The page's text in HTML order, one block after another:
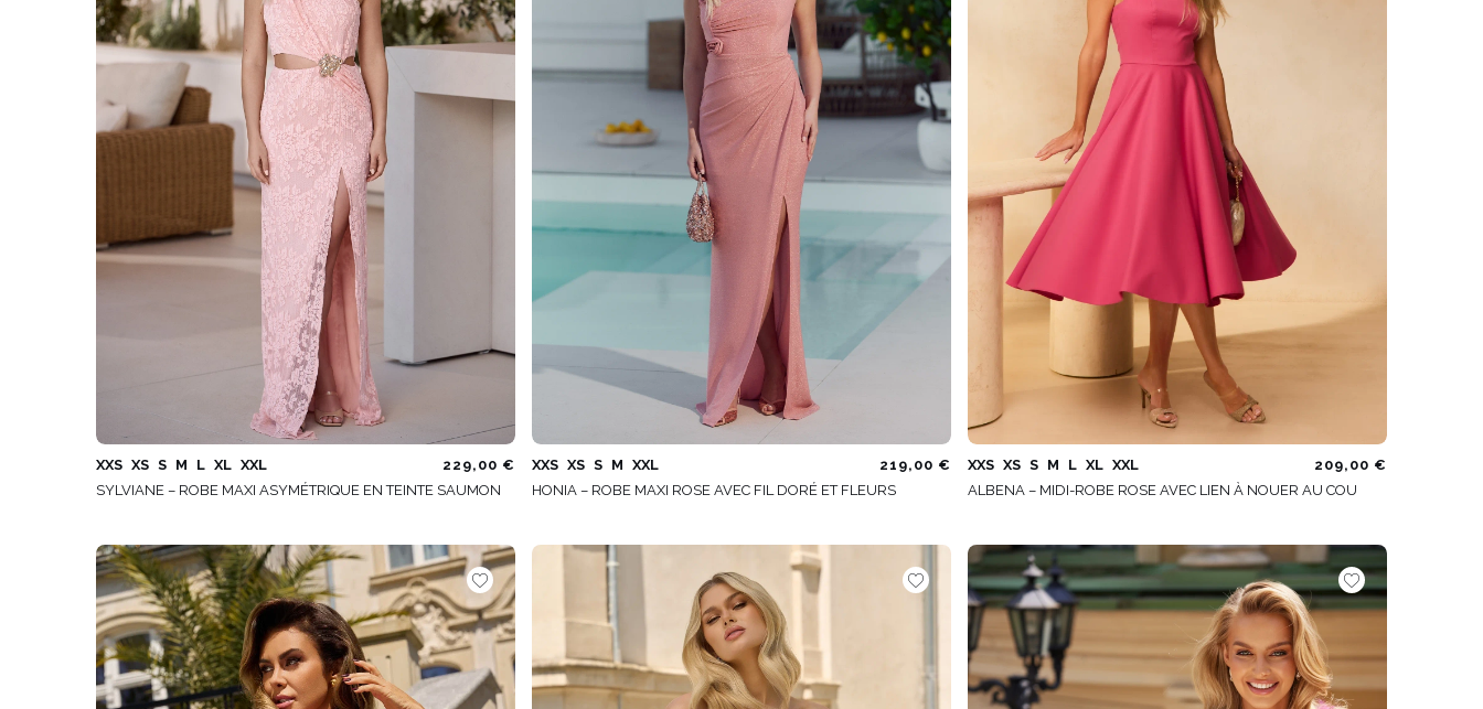
XXS XS S M L XL XXL
229,00 €
SYLVIANE – ROBE MAXI ASYMÉTRIQUE EN TEINTE SAUMON
XXS XS S M XXL
219,00 €
HONIA – ROBE MAXI ROSE AVEC FIL DORÉ ET FLEURS
XXS XS S M L XL XXL
209,00 €
ALBENA – MIDI-ROBE ROSE AVEC LIEN À NOUER AU COU